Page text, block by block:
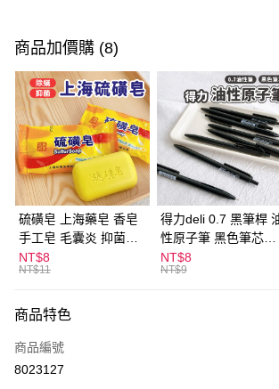
信用卡一次付款
超商取貨付款
LINE Pay
Apple Pay
街口支付
悠遊付
ATM付款
全家取貨付款
每筆NT$60，滿NT$599(含以上)免運費
付款後全家取貨
商品加價購 (8)
硫磺皂 上海藥皂 香皂
手工皂 毛囊炎 抑菌除
蟎 清潔護膚 去油去痘
寵物皮膚病 狗狗貓咪
NT$8
NT$11
得力deli 0.7 黑筆桿
性原子筆 黑色筆芯
S304
NT$8
NT$9
商品特色
商品編號
8023127